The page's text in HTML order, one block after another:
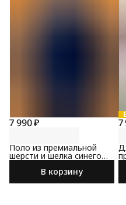
7 990 ₽
Поло из премиальной
шерсти и шелка синего
цвета
В корзину
7